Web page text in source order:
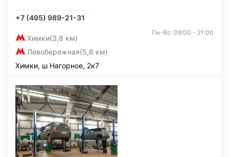
+7 (495) 989-21-31
Химки(3,8 км)
Левобережная(5,6 км)
Пн-Вс: 09:00 - 21:00
Химки, ш Нагорное, 2к7